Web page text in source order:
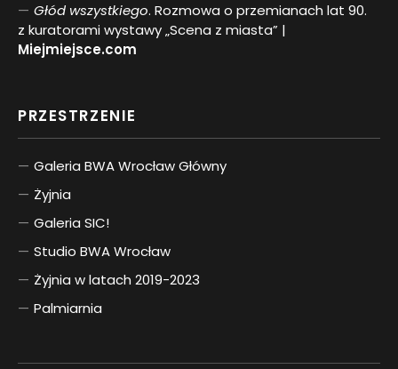
Głód wszystkiego. Rozmowa o przemianach lat 90.
z kuratorami wystawy „Scena z miasta” |
Miejmiejsce.com
PRZESTRZENIE
Galeria BWA Wrocław Główny
Żyjnia
Galeria SIC!
Studio BWA Wrocław
Żyjnia w latach 2019-2023
Palmiarnia